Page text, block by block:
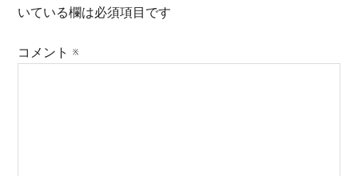
いている欄は必須項目です
コメント ※